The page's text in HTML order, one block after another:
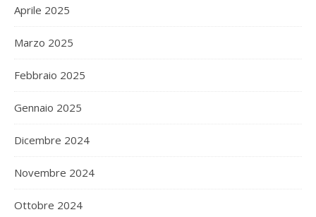
Aprile 2025
Marzo 2025
Febbraio 2025
Gennaio 2025
Dicembre 2024
Novembre 2024
Ottobre 2024